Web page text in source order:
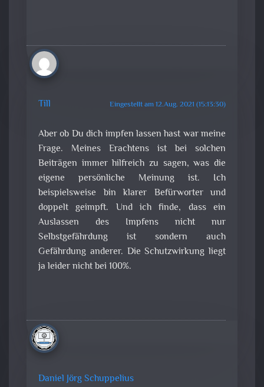
Till Eingestellt am 12.Aug. 2021 (15:13:30)
Aber ob Du dich impfen lassen hast war meine
Frage. Meines Erachtens ist bei solchen
Beiträgen immer hilfreich zu sagen, was die
eigene persönliche Meinung ist. Ich
beispielsweise bin klarer Befürworter und
doppelt geimpft. Und ich finde, dass ein
Auslassen des Impfens nicht nur
Selbstgefährdung ist sondern auch
Gefährdung anderer. Die Schutzwirkung liegt
ja leider nicht bei 100%.
Daniel Jörg Schuppelius